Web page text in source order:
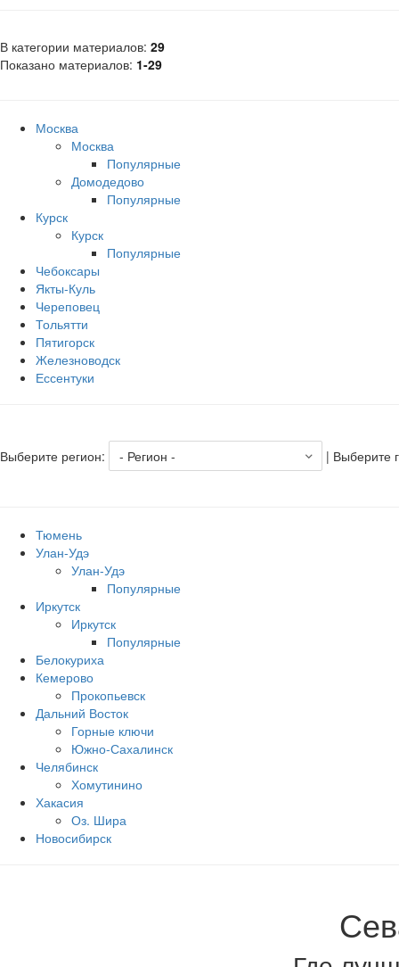
В категории материалов: 29
Показано материалов: 1-29
Москва
Москва
Популярные
Домодедово
Популярные
Курск
Курск
Популярные
Чебоксары
Якты-Куль
Череповец
Тольятти
Пятигорск
Железноводск
Ессентуки
Выберите регион: | Выберите
Тюмень
Улан-Удэ
Улан-Удэ
Популярные
Иркутск
Иркутск
Популярные
Белокуриха
Кемерово
Прокопьевск
Дальний Восток
Горные ключи
Южно‐Сахалинск
Челябинск
Хомутинино
Хакасия
Оз. Шира
Новосибирск